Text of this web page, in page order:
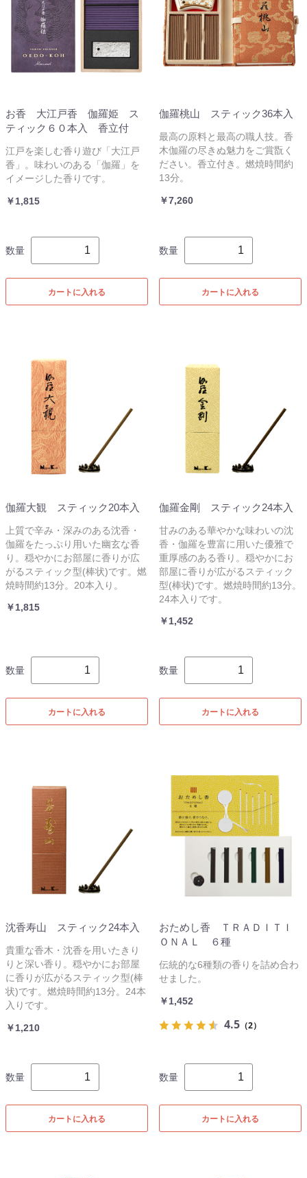
お香 大江戸香 伽羅姫 ス
ティック６０本入 香立付
江戸を楽しむ香り遊び「大江戸
香」。味わいのある「伽羅」を
イメージした香りです。
￥1,815
数量
カートに入れる
伽羅桃山 スティック36本入
最高の原料と最高の職人技。香
木伽羅の尽きぬ魅力をご賞翫く
ださい。香立付き。燃焼時間約
13分。
￥7,260
数量
カートに入れる
伽羅大観 スティック20本入
上質で辛み・深みのある沈香・
伽羅をたっぷり用いた幽玄な香
り。穏やかにお部屋に香りが広
がるスティック型(棒状)です。燃
焼時間約13分。20本入り。
￥1,815
数量
カートに入れる
伽羅金剛 スティック24本入
甘みのある華やかな味わいの沈
香・伽羅を豊富に用いた優雅で
重厚感のある香り。穏やかにお
部屋に香りが広がるスティック
型(棒状)です。燃焼時間約13分。
24本入りです。
￥1,452
数量
カートに入れる
沈香寿山 スティック24本入
貴重な香木・沈香を用いたきり
りと深い香り。穏やかにお部屋
に香りが広がるスティック型(棒
状)です。燃焼時間約13分。24本
入りです。
￥1,210
数量
カートに入れる
おためし香 ＴＲＡＤＩＴＩ
ＯＮＡＬ ６種
伝統的な6種類の香りを詰め合わ
せました。
￥1,452
4.5 （2）
数量
カートに入れる